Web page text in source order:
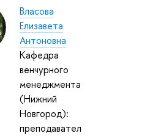
Власова
Елизавета
Антоновна
Кафедра
венчурного
менеджмента
(Нижний
Новгород):
преподаватель